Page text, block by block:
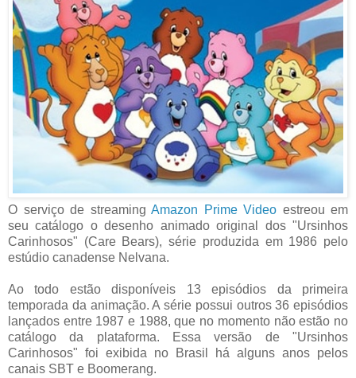
O serviço de streaming Amazon Prime Video estreou em
seu catálogo o desenho animado original dos "Ursinhos
Carinhosos" (Care Bears), série produzida em 1986 pelo
estúdio canadense Nelvana.
Ao todo estão disponíveis 13 episódios da primeira
temporada da animação. A série possui outros 36 episódios
lançados entre 1987 e 1988, que no momento não estão no
catálogo da plataforma. Essa versão de "Ursinhos
Carinhosos" foi exibida no Brasil há alguns anos pelos
canais SBT e Boomerang.